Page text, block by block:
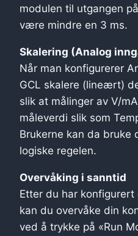
modulen til utgangen
være mindre en 3 ms.
Skalering (Analog
Når man konfigurerer
GCL skalere (lineært)
slik at målinger av V/
måleverdi slik som
Brukerne kan da bruke
logiske regelen.
Overvåking i sanntid
Etter du har konfigurert
kan du overvåke din
ved å trykke på «Run